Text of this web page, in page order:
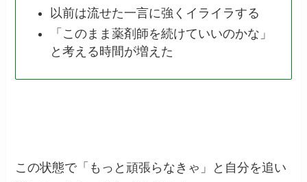
以前は流せた一言に強くイライラする
「このまま薬剤師を続けていいのかな」
と考える時間が増えた
この状態で「もっと頑張らなきゃ」と自分を追い